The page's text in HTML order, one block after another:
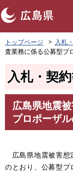
ペ
ー
ジ
トップページ 入札
査業務に係る公募型プ
入札・契
広島県地震
プロポーザ
広島県地震被害想
のとおり、公募型プ